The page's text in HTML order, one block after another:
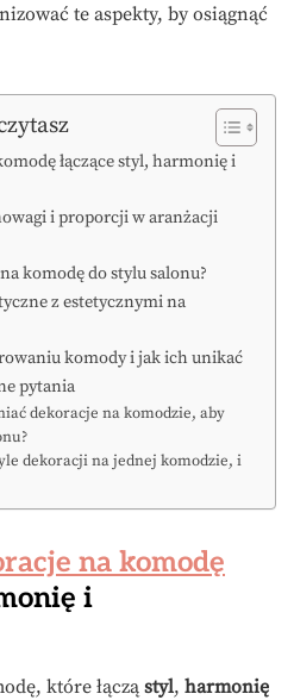
te aspekty, by osiągnąć
łączące styl, harmonię i
i proporcji w aranżacji
komodę do stylu salonu?
z estetycznymi na
komody i jak ich unikać
pytania
dekoracje na komodzie, aby
dekoracji na jednej komodzie, i
na komodę
i
które łączą styl, harmonię